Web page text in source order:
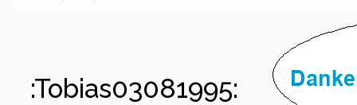
:Tobias03081995: